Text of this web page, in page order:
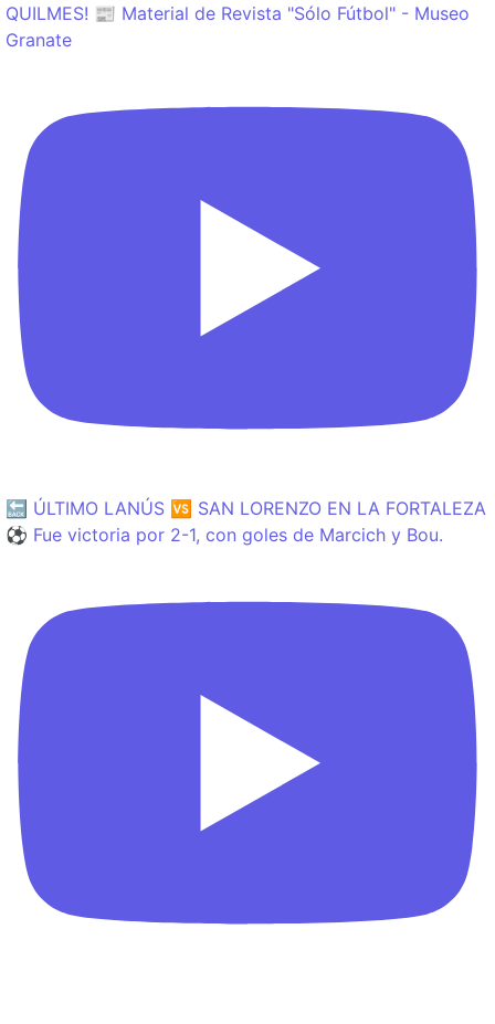
QUILMES! 📰 Material de Revista "Sólo Fútbol" - Museo
Granate
🔙 ÚLTIMO LANÚS 🆚 SAN LORENZO EN LA FORTALEZA
⚽️ Fue victoria por 2-1, con goles de Marcich y Bou.